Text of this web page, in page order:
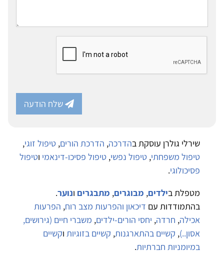
שלח הודעה
שירלי גולרן עוסקת בהדרכה, הדרכת הורים, טיפול זוגי,
טיפול משפחתי, טיפול נפשי, טיפול פסיכו-דינאמי וטיפול
פסיכולוגי.
מטפלת בילדים, מבוגרים, מתבגרים ונוער.
בהתמודדות עם דיכאון והפרעות מצב רוח, הפרעות
אכילה, חרדה, יחסי הורים-ילדים, משברי חיים (גירושים,
אסון..), קשיים בהתארגנות, קשיים בזוגיות וקשיים
במיומניות חברתיות.